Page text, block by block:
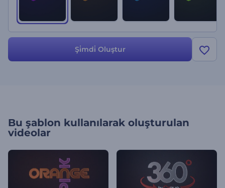
Şi̇mdi̇ Oluştur
Bu şablon kullanılarak oluşturulan
videolar